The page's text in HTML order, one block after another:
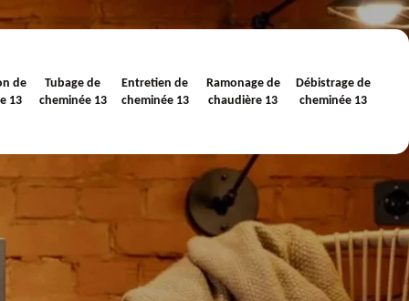
de
13
Tubage de
cheminée 13
Entretien de
cheminée 13
Ramonage de
chaudière 13
Débistrage de
cheminée 13